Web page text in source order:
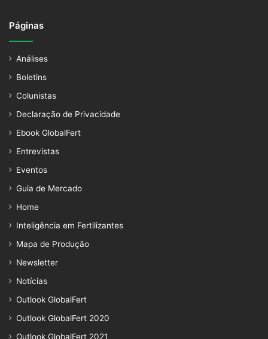
Páginas
Análises
Boletins
Colunistas
Declaração de Privacidade
Ebook GlobalFert
Entrevistas
Eventos
Guia de Mercado
Home
Inteligência em Fertilizantes
Mapa de Produção
Newsletter
Notícias
Outlook GlobalFert
Outlook GlobalFert 2020
Outlook GlobalFert 2021